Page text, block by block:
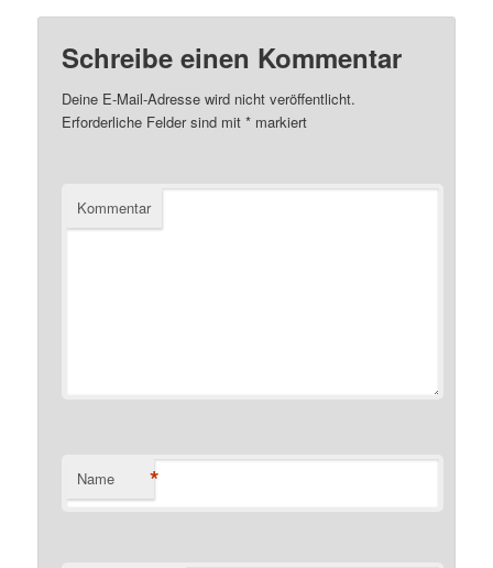
Schreibe einen Kommentar
Deine E-Mail-Adresse wird nicht veröffentlicht.
Erforderliche Felder sind mit* markiert
Kommentar
Name *